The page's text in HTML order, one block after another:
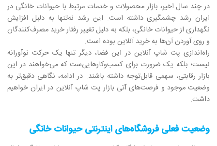
در چند سال اخیر، بازار محصولات و خدمات مرتبط با حیوانات خانگی در
ایران رشد چشمگیری داشته است. این رشد نه‌تنها به دلیل افزایش
نگهداری از حیوانات خانگی، بلکه به دلیل تغییر رفتار خرید مصرف‌کنندگان
و روی آوردن آن‌ها به خرید آنلاین بوده است.
راه‌اندازی پت شاپ آنلاین در این فضا، دیگر تنها یک حرکت نوآورانه
نیست؛ بلکه یک ضرورت برای کسب‌وکارهایی‌ست که می‌خواهند در این
بازار رقابتی، سهمی قابل‌توجه داشته باشند. در ادامه، نگاهی دقیق‌تر به
وضعیت موجود و فرصت‌های آتی بازار پت شاپ آنلاین در ایران خواهیم
داشت.
وضعیت فعلی فروشگاه‌های اینترنتی حیوانات خانگی